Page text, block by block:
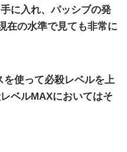
に入れ、パッシブの発
在の水準で見ても非常に
を使って必殺レベルを上
ベルMAXにおいてはそ